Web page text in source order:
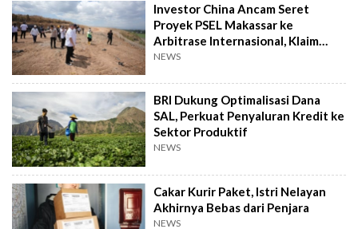
Investor China Ancam Seret
Proyek PSEL Makassar ke
Arbitrase Internasional, Klaim
Rugi Rp2,4 T
NEWS
BRI Dukung Optimalisasi Dana
SAL, Perkuat Penyaluran Kredit ke
Sektor Produktif
NEWS
Cakar Kurir Paket, Istri Nelayan
Akhirnya Bebas dari Penjara
NEWS